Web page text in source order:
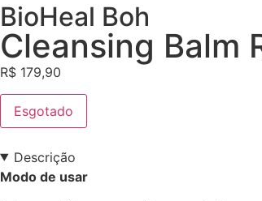
BioHeal Boh
Cleansing Balm
R$ 179,90
Esgotado
Descrição
Modo de usar